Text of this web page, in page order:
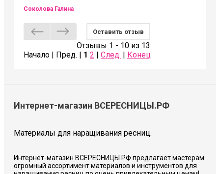
Соколова Галина
Оставить отзыв
Отзывы 1 - 10 из 13
Начало | Пред. | 1 2 | След. | Конец
Интернет-магазин ВСЕРЕСНИЦЫ.РФ
Материалы для наращивания ресниц.
Интернет-магазин ВСЕРЕСНИЦЫ.РФ предлагает мастерам
огромный ассортимент материалов и инструментов для